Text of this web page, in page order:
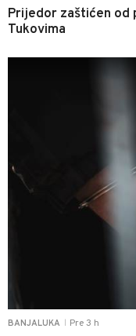
Prijedor zaštićen od
Tukovima
BANJALUKA Pre 3 h